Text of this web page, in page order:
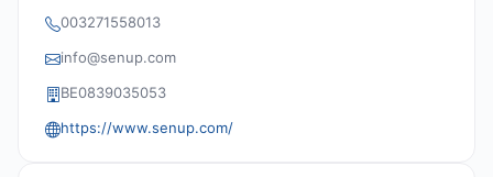
003271558013
info@senup.com
BE0839035053
https://www.senup.com/